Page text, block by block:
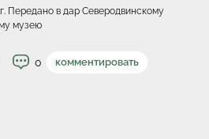
Передано в дар Северодвинскому
музею
0 комментировать